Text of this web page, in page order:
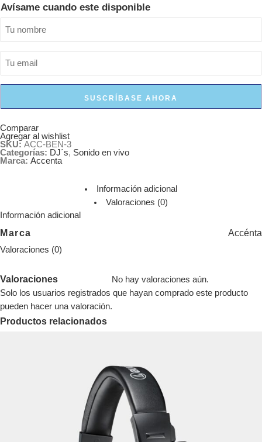
Avísame cuando este disponible
SUSCRÍBASE AHORA
Comparar
Agregar al wishlist
SKU: ACC-BEN-3
Categorías: DJ´s, Sonido en vivo
Marca: Accenta
Información adicional
Valoraciones (0)
Información adicional
Marca Accénta
Valoraciones (0)
Valoraciones
No hay valoraciones aún.
Solo los usuarios registrados que hayan comprado este producto
pueden hacer una valoración.
Productos relacionados